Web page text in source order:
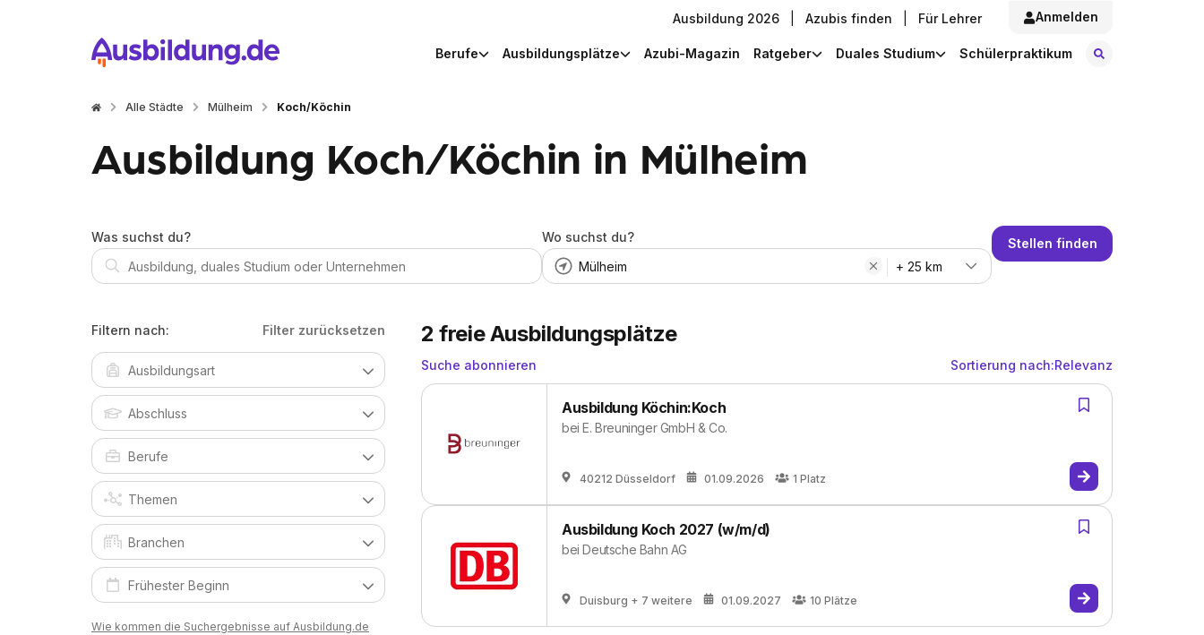
Ausbildung 2026 Azubis finden Für Lehrer Anmelden
Berufe Ausbildungsplätze Azubi-Magazin Ratgeber Duales Studium Schülerpraktikum
Alle Städte Mülheim Koch/Köchin
Ausbildung Koch/Köchin in Mülheim
Was suchst du?
Wo suchst du?
+ 25 km
Stellen finden
Filtern nach: Filter zurücksetzen
Wie kommen die Suchergebnisse auf Ausbildung.de
2 freie Ausbildungsplätze
Suche abonnieren Sortierung nach:Relevanz
Ausbildung Köchin:Koch
beiE. Breuninger GmbH & Co.
40212 Düsseldorf 01.09.2026 1 Platz
Ausbildung Koch 2027 (w/m/d)
beiDeutsche Bahn AG
Duisburg + 7 weitere 01.09.2027 10 Plätze